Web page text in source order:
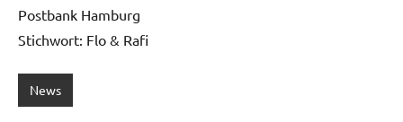
Postbank Hamburg
Stichwort: Flo & Rafi
News